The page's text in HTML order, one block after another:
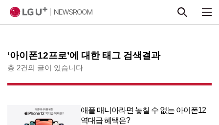
‘아이폰12프로’에 대한 태그 검색결과
총 2건의 글이 있습니다
애플 매니아라면 놓칠 수 없는 아이폰12
역대급 혜택은?